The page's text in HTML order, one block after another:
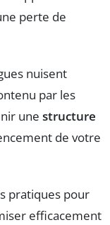
perte de
nuisent
par les
une structure
de votre
pratiques pour
efficacement